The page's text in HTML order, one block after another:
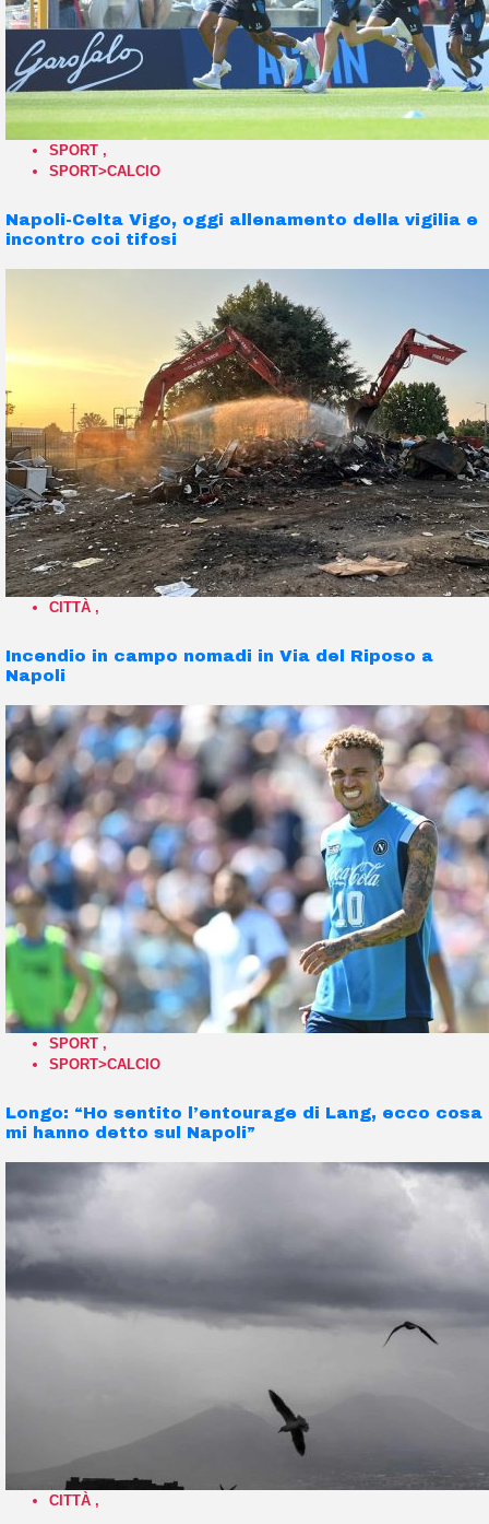
SPORT ,
SPORT>CALCIO
Napoli-Celta Vigo, oggi allenamento della vigilia e
incontro coi tifosi
CITTÀ ,
Incendio in campo nomadi in Via del Riposo a
Napoli
SPORT ,
SPORT>CALCIO
Longo: “Ho sentito l’entourage di Lang, ecco cosa
mi hanno detto sul Napoli”
CITTÀ ,